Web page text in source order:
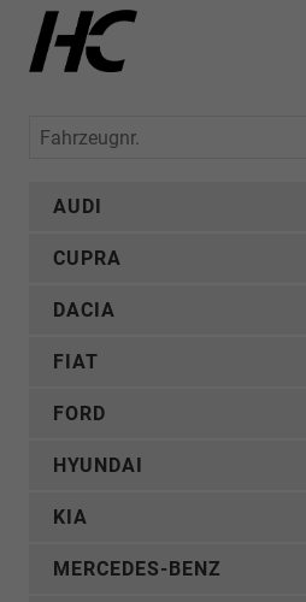
Fahrzeugnr.
AUDI
CUPRA
DACIA
FIAT
FORD
HYUNDAI
KIA
MERCEDES-BENZ